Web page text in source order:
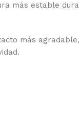
más estable
más